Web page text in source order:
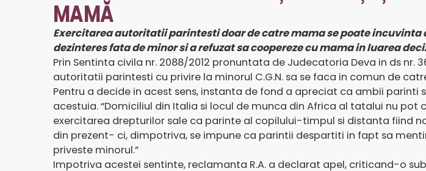
MAMĂ
Exercitarea autoritatii parintesti doar de catre mama se poate
dezinteres fata de minor si a refuzat sa coopereze cu mama in luarea
Prin Sentinta civila nr. 2088/2012 pronuntata de Judecatoria Deva in ds
autoritatii parintesti cu privire la minorul C.G.N. sa se faca in comun de
Pentru a decide in acest sens, instanta de fond a apreciat ca ambii
acestuia. “Domiciliul din Italia si locul de munca din Africa al tatalui nu
exercitarea drepturilor sale ca parinte al copilului-timpul si distanta fiind
din prezent- ci, dimpotriva, se impune ca parintii despartiti in fapt sa
priveste minorul.”
Impotriva acestei sentinte, reclamanta R.A. a declarat apel, criticand-o